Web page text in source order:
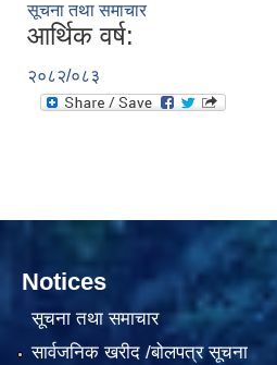
सूचना तथा समाचार
आर्थिक वर्ष:
२०८२/०८३
Notices
सूचना तथा समाचार
सार्वजनिक खरीद /बोलपत्र सूचना